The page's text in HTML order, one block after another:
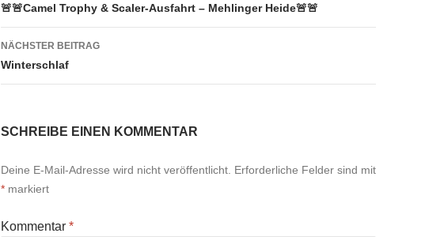
🚨🚨Camel Trophy & Scaler-Ausfahrt – Mehlinger Heide🚨🚨
NÄCHSTER BEITRAG
Winterschlaf
SCHREIBE EINEN KOMMENTAR
Deine E-Mail-Adresse wird nicht veröffentlicht. Erforderliche Felder sind mit
* markiert
Kommentar *